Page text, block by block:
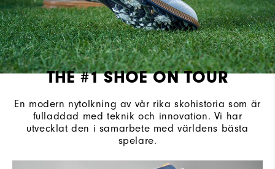
THE #1 SHOE ON TOUR
En modern nytolkning av vår rika skohistoria som är
fulladdad med teknik och innovation. Vi har
utvecklat den i samarbete med världens bästa
spelare.